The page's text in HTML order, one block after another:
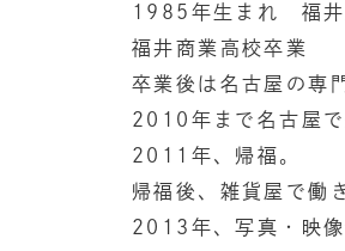
1985年生まれ 福井
福井商業高校卒業
卒業後は名古屋の専
2010年まで名古屋で
2011年、帰福。
帰福後、雑貨屋で働
2013年、写真・映